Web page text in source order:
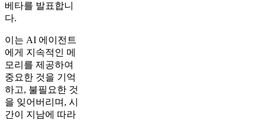
베타를 발표합니
다.
이는 AI 에이전트
에게 지속적인 메
모리를 제공하여
중요한 것을 기억
하고, 불필요한 것
을 잊어버리며, 시
간이 지남에 따라